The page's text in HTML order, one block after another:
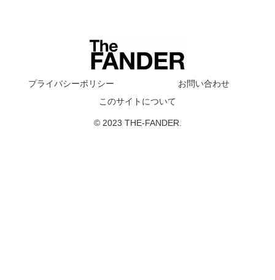
プライバシーポリシー
お問い合わせ
このサイトについて
© 2023 THE-FANDER.